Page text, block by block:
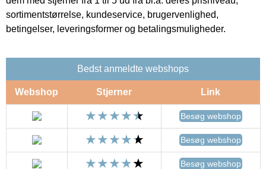
sortimentstørrelse, kundeservice, brugervenlighed,
betingelser, leveringsformer og betalingsmuligheder.
Bedst anmeldte webshops
Webshop Stjerner Link
Besøg webshop
Besøg webshop
Besøg webshop